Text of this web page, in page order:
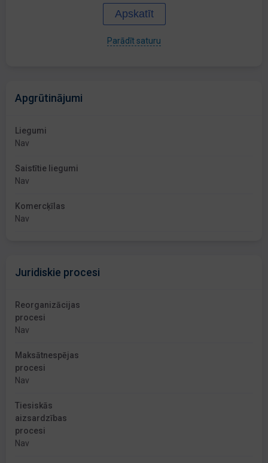
Apskatīt
Parādīt saturu
Apgrūtinājumi
Liegumi
Nav
Saistītie liegumi
Nav
Komercķīlas
Nav
Juridiskie procesi
Reorganizācijas
procesi
Nav
Maksātnespējas
procesi
Nav
Tiesiskās
aizsardzības
procesi
Nav